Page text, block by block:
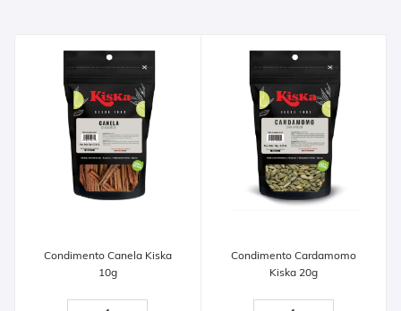
Condimento Canela Kiska
10g
Condimento Cardamomo
Kiska 20g